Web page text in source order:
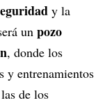
y la
un pozo
, donde los
y entrenamientos
de los